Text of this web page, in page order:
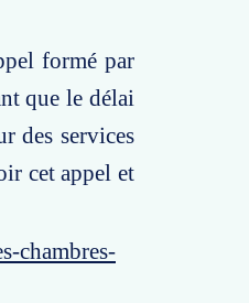
formé par
que le délai
des services
cet appel et
chambres-